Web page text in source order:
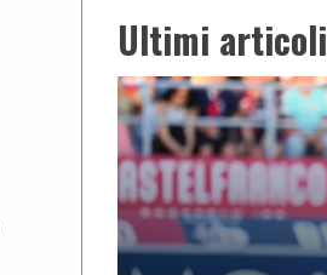
Ultimi articoli